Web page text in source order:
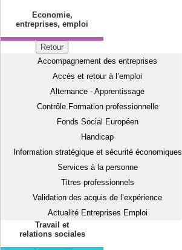
Economie,
entreprises, emploi
Retour
Accompagnement des entreprises
Accès et retour à l’emploi
Alternance - Apprentissage
Contrôle Formation professionnelle
Fonds Social Européen
Handicap
Information stratégique et sécurité économiques
Services à la personne
Titres professionnels
Validation des acquis de l’expérience
Actualité Entreprises Emploi
Travail et
relations sociales